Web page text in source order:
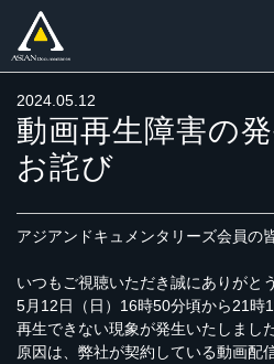
2024.05.12
動画再生障害の
お詫び
アジアンドキュメンタリーズ会員の
いつもご視聴いただき誠にありがと
5月12日（日）16時50分頃から21時
再生できない現象が発生いたしました
原因は、弊社が契約している動画配